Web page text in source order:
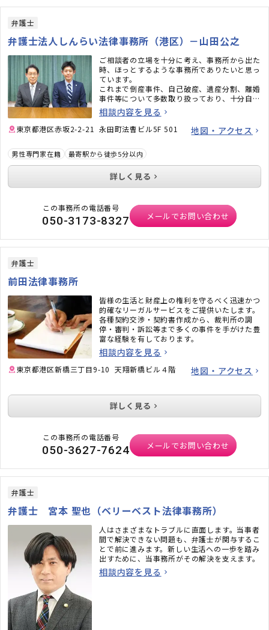
弁護士
弁護士法人しんらい法律事務所（港区）－山田公之
ご相談者の立場を十分に考え、事務所から出た
時、ほっとするような事務所でありたいと思っ
ています。
これまで倒産事件、自己破産、遺産分割、離婚
事件等について多数取り扱っており、十分自信
をもっています。
相談内容を見る
東京都港区赤坂2-2-21 永田町法曹ビル5F 501 地図・アクセス
男性専門家在籍 最寄駅から徒歩5分以内
詳しく見る
この事務所の電話番号
050-3173-8327 メールでお問い合わせ
弁護士
前田法律事務所
皆様の生活と財産上の権利を守るべく迅速かつ
的確なリーガルサービスをご提供いたします。
各種契約交渉・契約書作成から、裁判所の調
停・審判・訴訟等まで多くの事件を手がけた豊
富な経験を有しております。
相談内容を見る
東京都港区新橋三丁目9-10 天翔新橋ビル４階 地図・アクセス
詳しく見る
この事務所の電話番号
050-3627-7624 メールでお問い合わせ
弁護士
弁護士 宮本 聖也（ベリーベスト法律事務所）
人はさまざまなトラブルに直面します。当事者
間で解決できない問題も、弁護士が関与するこ
とで前に進みます。新しい生活への一歩を踏み
出すために、当事務所がその解決を支えます。
相談内容を見る